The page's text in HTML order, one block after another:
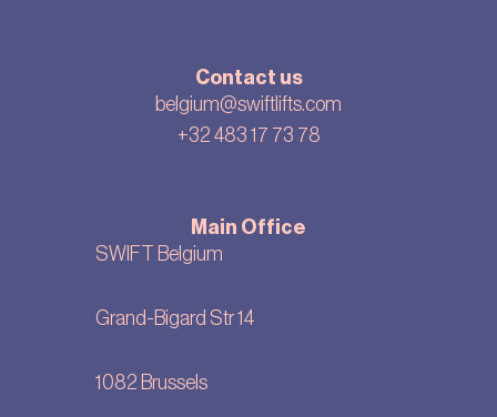
Contact us
belgium@swiftlifts.com
+32 483 17 73 78
Main Office
SWIFT Belgium
Grand-Bigard Str 14
1082 Brussels